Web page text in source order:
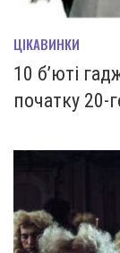
ЦІКАВИНКИ
10 б’юті
початку 20-